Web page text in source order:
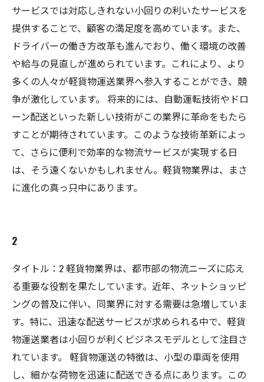
サービスでは対応しきれない小回りの利いたサービスを
提供することで、顧客の満足度を高めています。また、
ドライバーの働き方改革も進んでおり、働く環境の改善
や給与の見直しが進められています。これにより、より
多くの人々が軽貨物運送業界へ参入することができ、競
争が激化しています。 将来的には、自動運転技術やドロ
ーン配送といった新しい技術がこの業界に革命をもたら
すことが期待されています。このような技術革新によっ
て、さらに便利で効率的な物流サービスが実現する日
は、そう遠くないかもしれません。軽貨物業界は、まさ
に進化の真っ只中にあります。
2
タイトル：2 軽貨物業界は、都市部の物流ニーズに応え
る重要な役割を果たしています。近年、ネットショッピ
ングの普及に伴い、同業界に対する需要は急増していま
す。特に、迅速な配送サービスが求められる中で、軽貨
物運送業者は小回りが利くビジネスモデルとして注目さ
れています。 軽貨物運送の特徴は、小型の車両を使用
し、細かな荷物を迅速に配送できる点にあります。この